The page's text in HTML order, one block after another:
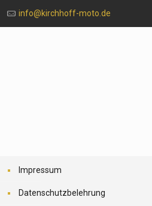
info@kirchhoff-moto.de
Impressum
Datenschutzbelehrung